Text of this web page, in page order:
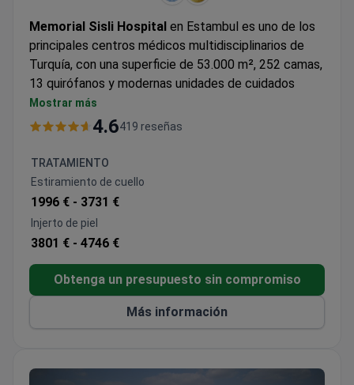
Memorial Sisli Hospital en Estambul es uno de los
principales centros médicos multidisciplinarios de
Turquía, con una superficie de 53.000 m², 252 camas,
13 quirófanos y modernas unidades de cuidados
intensivos. Abierto en el año 2000, fue el primer
hospital en Turquía y el 21º en el mundo en obtener
(JCI), que confirma los estándares de calidad de
clase mundial.
El hospital es reconocido por su experiencia en
oncología, trasplante de órganos y médula ósea
(90% de éxito en trasplante de órganos), fertilización
robótica y genética. Equipado con tecnología de
última generación y centros especializados, el
Memorial Sisli recibe cada año pacientes de 167
países, combinando atención médica de alto nivel
de Estambul.
Mostrar más
4.6419 reseñas
TRATAMIENTO
Estiramiento de cuello
1996 € - 3731 €
Injerto de piel
3801 € - 4746 €
Obtenga un presupuesto sin compromiso
Más información